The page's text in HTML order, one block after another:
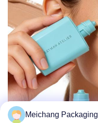
Meichang Packaging